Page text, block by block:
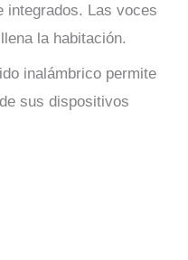
integrados. Las voces
la habitación.
inalámbrico permite
sus dispositivos